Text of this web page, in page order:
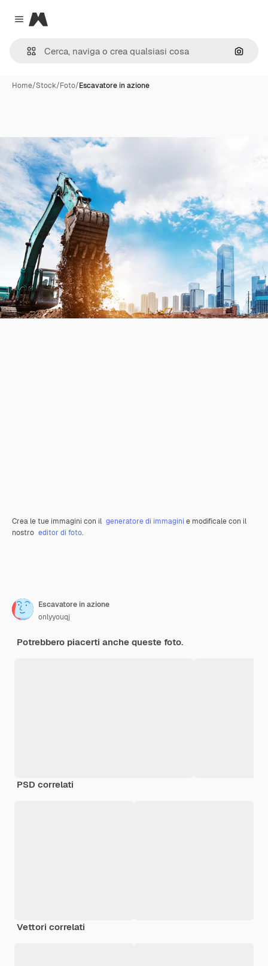
Close menu
Magnific
Cerca
Home/Stock/Foto/Escavatore in azione
Crea le tue immagini con il generatore di immagini e modificale con il
nostro editor di foto.
Escavatore in azione
onlyyouqj
Potrebbero piacerti anche queste foto.
PSD correlati
Vettori correlati